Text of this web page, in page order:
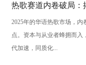
热歌赛道内卷破局：
的选品、投流与转化
2025年的华语热歌市场，内
点。资本与从业者蜂拥而入
代加速，同质化...